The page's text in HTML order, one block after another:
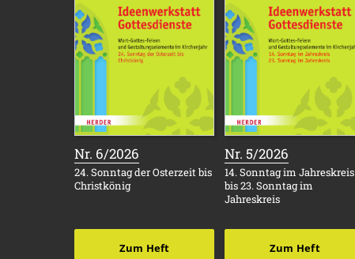
Nr. 6/2026
24. Sonntag der Osterzeit bis
Christkönig
Zum Heft
Nr. 5/2026
14. Sonntag im Jahreskreis
bis 23. Sonntag im
Jahreskreis
Zum Heft